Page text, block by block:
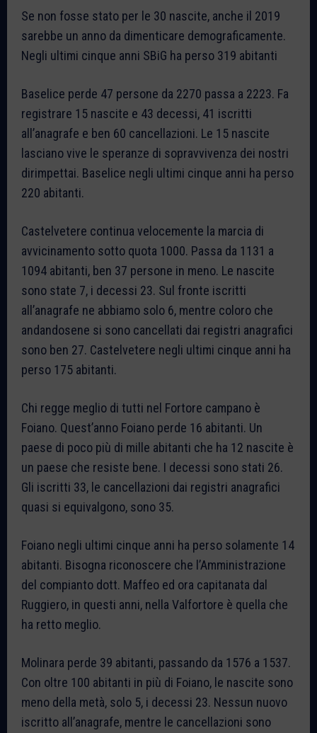
Se non fosse stato per le 30 nascite, anche il 2019
sarebbe un anno da dimenticare demograficamente.
Negli ultimi cinque anni SBiG ha perso 319 abitanti
Baselice perde 47 persone da 2270 passa a 2223. Fa
registrare 15 nascite e 43 decessi, 41 iscritti
all’anagrafe e ben 60 cancellazioni. Le 15 nascite
lasciano vive le speranze di sopravvivenza dei nostri
dirimpettai. Baselice negli ultimi cinque anni ha perso
220 abitanti.
Castelvetere continua velocemente la marcia di
avvicinamento sotto quota 1000. Passa da 1131 a
1094 abitanti, ben 37 persone in meno. Le nascite
sono state 7, i decessi 23. Sul fronte iscritti
all’anagrafe ne abbiamo solo 6, mentre coloro che
andandosene si sono cancellati dai registri anagrafici
sono ben 27. Castelvetere negli ultimi cinque anni ha
perso 175 abitanti.
Chi regge meglio di tutti nel Fortore campano è
Foiano. Quest’anno Foiano perde 16 abitanti. Un
paese di poco più di mille abitanti che ha 12 nascite è
un paese che resiste bene. I decessi sono stati 26.
Gli iscritti 33, le cancellazioni dai registri anagrafici
quasi si equivalgono, sono 35.
Foiano negli ultimi cinque anni ha perso solamente 14
abitanti. Bisogna riconoscere che l’Amministrazione
del compianto dott. Maffeo ed ora capitanata dal
Ruggiero, in questi anni, nella Valfortore è quella che
ha retto meglio.
Molinara perde 39 abitanti, passando da 1576 a 1537.
Con oltre 100 abitanti in più di Foiano, le nascite sono
meno della metà, solo 5, i decessi 23. Nessun nuovo
iscritto all’anagrafe, mentre le cancellazioni sono